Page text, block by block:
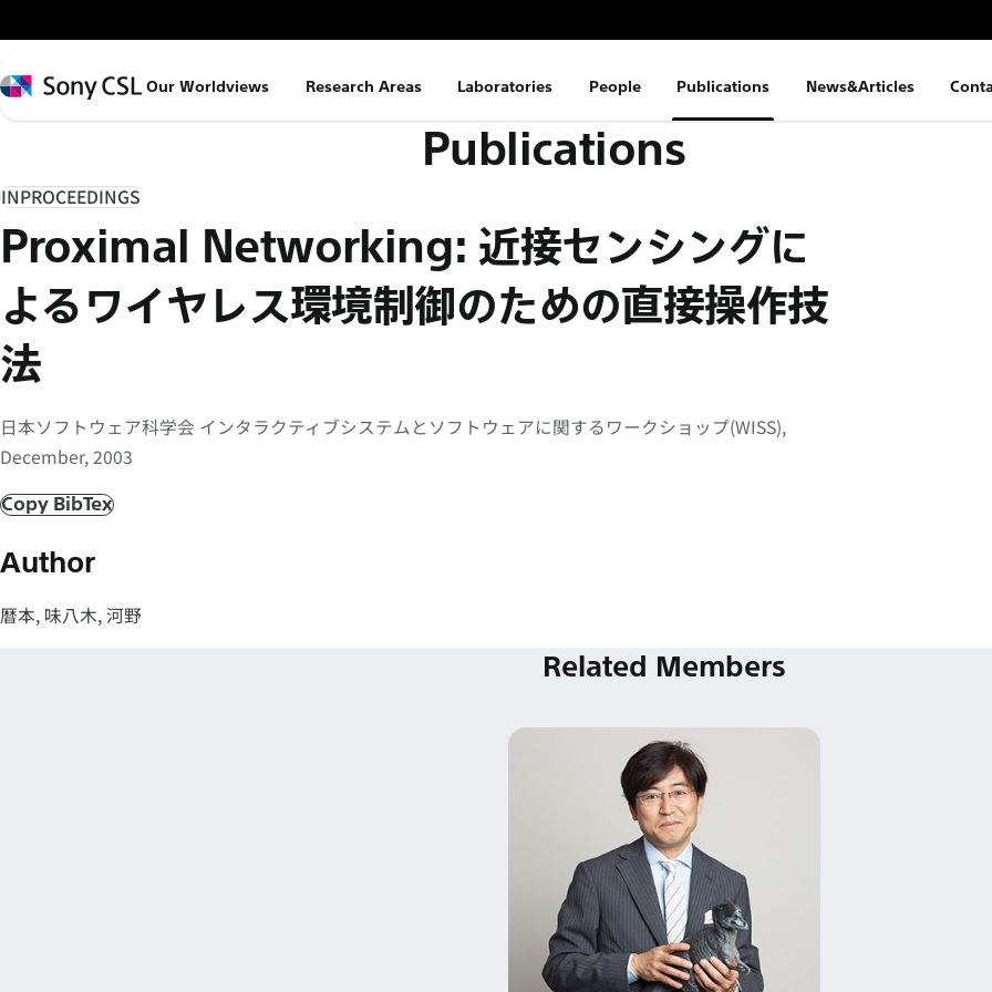
イ
ン
コ
ン
ツ
へ
キ
ッ
プ
Sony
Our Worldviews Research Areas Laboratories People Publications News&Articles
Publications
INPROCEEDINGS
Proximal Networking: 近接センシングに
よるワイヤレス環境制御のための直接操作技
法
日本ソフトウェア科学会 インタラクティブシステムとソフトウェアに関するワークショップ(WISS),
December, 2003
Copy BibTex
Author
暦本, 味八木, 河野
Related Members